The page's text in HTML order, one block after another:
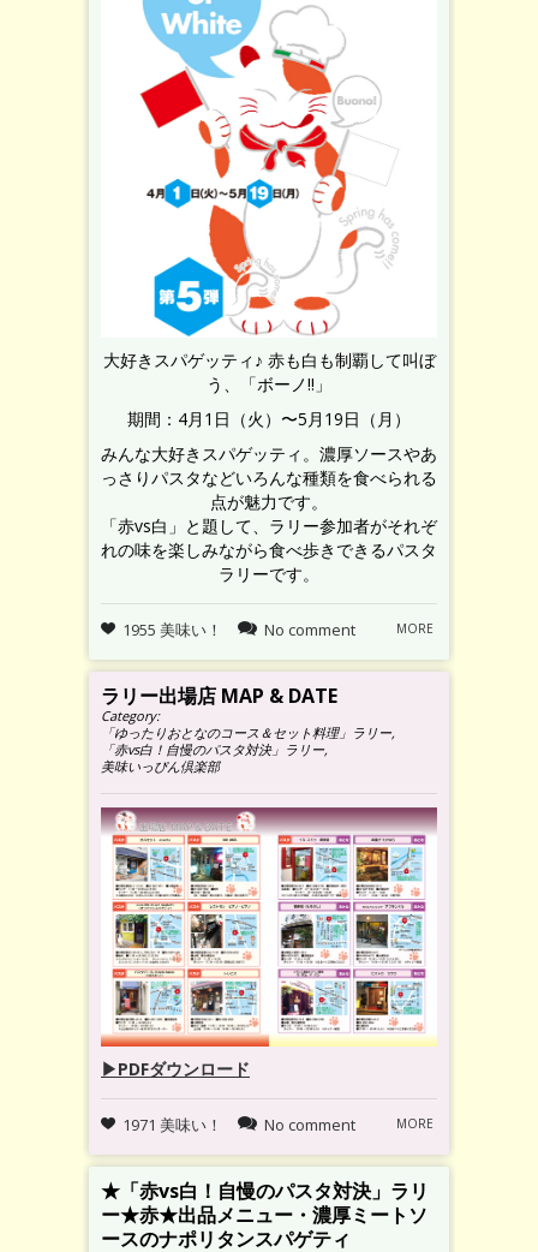
大好きスパゲッティ♪ 赤も白も制覇して叫ぼ
う、「ボーノ!!」
期間：4月1日（火）〜5月19日（月）
みんな大好きスパゲッティ。濃厚ソースやあ
っさりパスタなどいろんな種類を食べられる
点が魅力です。
「赤vs白」と題して、ラリー参加者がそれぞ
れの味を楽しみながら食べ歩きできるパスタ
ラリーです。
1955 美味い！ No comment MORE
ラリー出場店 MAP & DATE
Category:
「ゆったりおとなのコース＆セット料理」ラリー,
「赤vs白！自慢のパスタ対決」ラリー,
美味いっぴん倶楽部
▶PDFダウンロード
1971 美味い！ No comment MORE
★「赤vs白！自慢のパスタ対決」ラリ
ー★赤★出品メニュー・濃厚ミートソ
ースのナポリタンスパゲティ